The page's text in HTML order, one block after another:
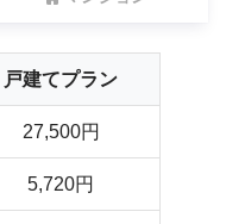
戸建てプラン
27,500円
5,720円